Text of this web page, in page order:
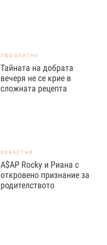
ЛЮБОПИТНО
Тайната на добрата
вечеря не се крие в
сложната рецепта
ИЗВЕСТНИ
A$AP Rocky и Риана с
откровено признание за
родителството